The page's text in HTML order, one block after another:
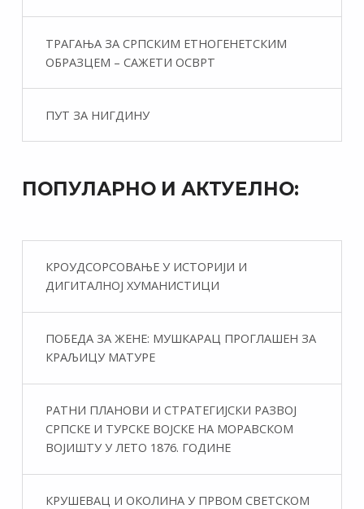
ТРАГАЊА ЗА СРПСКИМ ЕТНОГЕНЕТСКИМ
ОБРАЗЦЕМ – САЖЕТИ ОСВРТ
ПУТ ЗА НИГДИНУ
ПОПУЛАРНО И АКТУЕЛНО:
КРОУДСОРСОВАЊЕ У ИСТОРИЈИ И
ДИГИТАЛНОЈ ХУМАНИСТИЦИ
ПОБЕДА ЗА ЖЕНЕ: МУШКАРАЦ ПРОГЛАШЕН ЗА
КРАЉИЦУ МАТУРЕ
РАТНИ ПЛАНОВИ И СТРАТЕГИЈСКИ РАЗВОЈ
СРПСКЕ И ТУРСКЕ ВОЈСКЕ НА МОРАВСКОМ
ВОЈИШТУ У ЛЕТО 1876. ГОДИНЕ
КРУШЕВАЦ И ОКОЛИНА У ПРВОМ СВЕТСКОМ